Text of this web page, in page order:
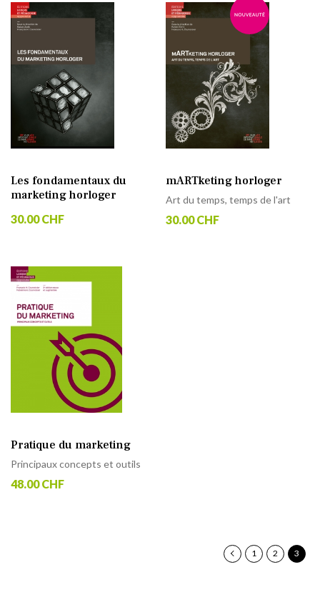
Les fondamentaux du
marketing horloger
30.00 CHF
mARTketing horloger
Art du temps, temps de l'art
30.00 CHF
Pratique du marketing
Principaux concepts et outils
48.00 CHF
Page
Précédent
Page
1 Page
2
Vous
3